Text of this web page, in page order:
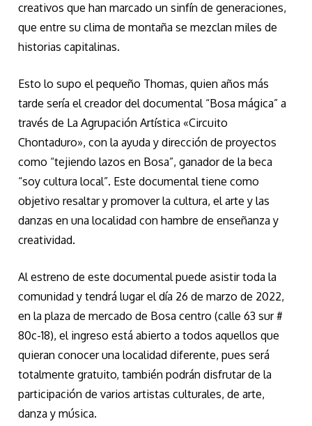
creativos que han marcado un sinfín de generaciones,
que entre su clima de montaña se mezclan miles de
historias capitalinas.
Esto lo supo el pequeño Thomas, quien años más
tarde sería el creador del documental “Bosa mágica” a
través de La Agrupación Artística «Circuito
Chontaduro», con la ayuda y dirección de proyectos
como “tejiendo lazos en Bosa”, ganador de la beca
“soy cultura local”. Este documental tiene como
objetivo resaltar y promover la cultura, el arte y las
danzas en una localidad con hambre de enseñanza y
creatividad.
Al estreno de este documental puede asistir toda la
comunidad y tendrá lugar el día 26 de marzo de 2022,
en la plaza de mercado de Bosa centro (calle 63 sur #
80c-18), el ingreso está abierto a todos aquellos que
quieran conocer una localidad diferente, pues será
totalmente gratuito, también podrán disfrutar de la
participación de varios artistas culturales, de arte,
danza y música.